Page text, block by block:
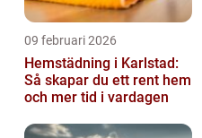
09 februari 2026
Hemstädning i Karlstad:
Så skapar du ett rent hem
och mer tid i vardagen